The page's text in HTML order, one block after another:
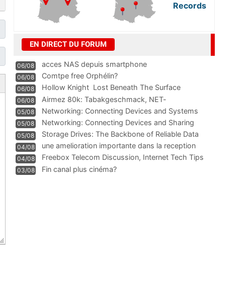
Records
EN DIRECT DU FORUM
06/08 acces NAS depuis smartphone
06/08 Comtpe free Orphélin?
06/08 Hollow Knight  Lost Beneath The Surface
06/08
Airmez 80k: Tabakgeschmack, NET-
Technologie und Leistung im
05/08 Networking: Connecting Devices and Systems
05/08
Networking: Connecting Devices and Sharing
Information
05/08
Storage Drives: The Backbone of Reliable Data
Management
04/08
une amelioration importante dans la reception
WIFI
04/08
Freebox Telecom Discussion, Internet Tech Tips
Communi
03/08 Fin canal plus cinéma?